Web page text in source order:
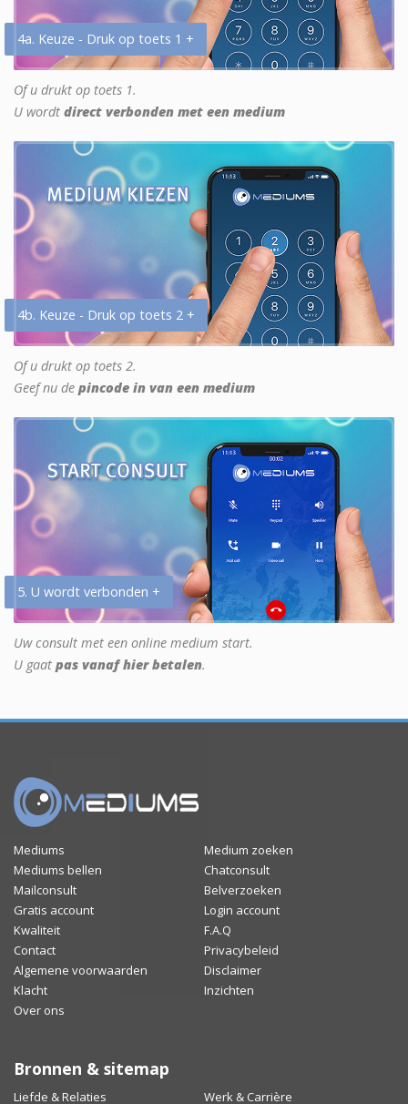
4a. Keuze - Druk op toets 1 +
Of u drukt op toets 1.
U wordt direct verbonden met een medium
4b. Keuze - Druk op toets 2 +
Of u drukt op toets 2.
Geef nu de pincode in van een medium
5. U wordt verbonden +
Uw consult met een online medium start.
U gaat pas vanaf hier betalen.
Mediums
Medium zoeken
Mediums bellen
Chatconsult
Mailconsult
Belverzoeken
Gratis account
Login account
Kwaliteit
F.A.Q
Contact
Privacybeleid
Algemene voorwaarden
Disclaimer
Klacht
Inzichten
Over ons
Bronnen & sitemap
Liefde & Relaties Werk & Carrière